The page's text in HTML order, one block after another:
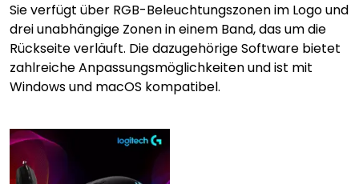
Sie verfügt über RGB-Beleuchtungszonen im Logo und
drei unabhängige Zonen in einem Band, das um die
Rückseite verläuft. Die dazugehörige Software bietet
zahlreiche Anpassungsmöglichkeiten und ist mit
Windows und macOS kompatibel.